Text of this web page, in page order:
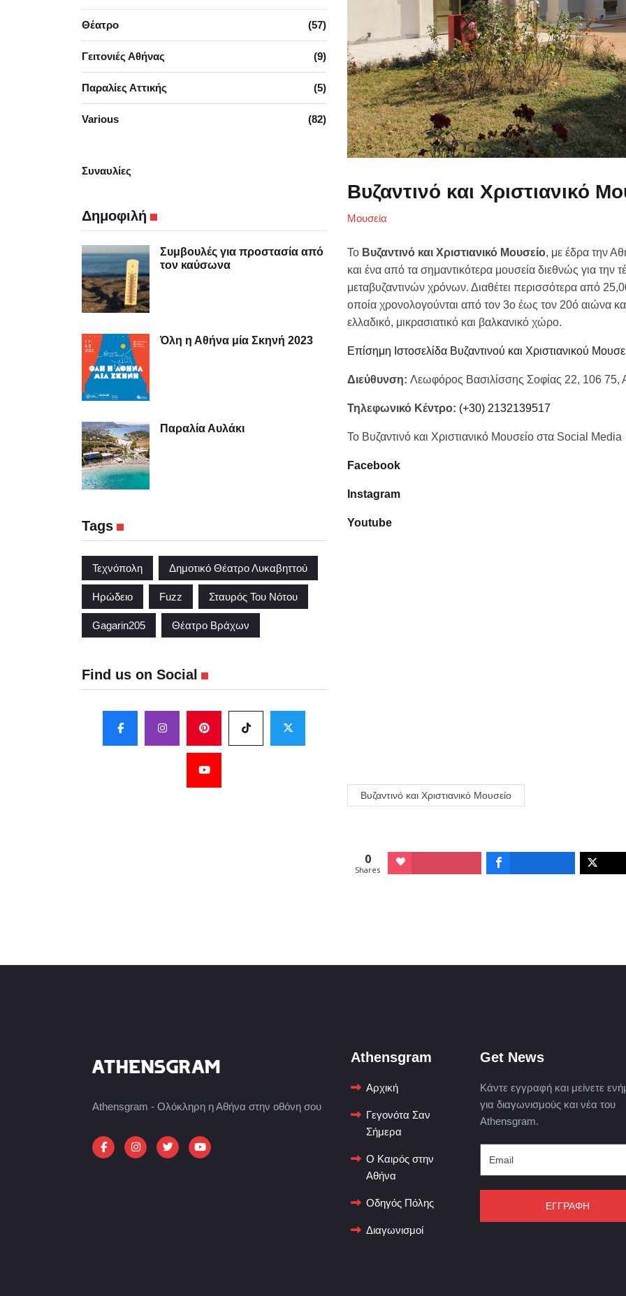
Θέατρο (57)
Γειτονιές Αθήνας (9)
Παραλίες Αττικής (5)
Various (82)
Συναυλίες
Δημοφιλή
Συμβουλές για προστασία από
τον καύσωνα
Όλη η Αθήνα μία Σκηνή 2023
Παραλία Αυλάκι
Tags
Τεχνόπολη Δημοτικό Θέατρο Λυκαβηττού
Ηρώδειο Fuzz Σταυρός Του Νότου
Gagarin205 Θέατρο Βράχων
Find us on Social
Βυζαντινό και Χριστιανικό
Μουσεία
Το Βυζαντινό και Χριστιανικό Μουσείο, με έδρα την
και ένα από τα σημαντικότερα μουσεία διεθνώς για την
μεταβυζαντινών χρόνων. Διαθέτει περισσότερα από
οποία χρονολογούνται από τον 3ο έως τον 20ό αιώνα
ελλαδικό, μικρασιατικό και βαλκανικό χώρο.
Επίσημη Ιστοσελίδα Βυζαντινού και Χριστιανικού
Διεύθυνση: Λεωφόρος Βασιλίσσης Σοφίας 22, 106 75,
Τηλεφωνικό Κέντρο: (+30) 2132139517
To Βυζαντινό και Χριστιανικό Μουσείο στα Social Media
Facebook
Instagram
Youtube
Βυζαντινό και Χριστιανικό Μουσείο
0
Shares
Athensgram - Ολόκληρη η Αθήνα στην οθόνη σου
Athensgram
Αρχική
Γεγονότα Σαν
Σήμερα
Ο Καιρός στην
Αθήνα
Οδηγός Πόλης
Διαγωνισμοί
Get News
Κάντε εγγραφή και μείνετε
για διαγωνισμούς και νέα του
Athensgram.
ΕΓΓΡΑΦΗ